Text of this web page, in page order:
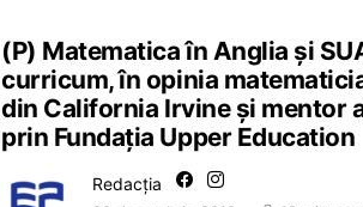
(P) Matematica în Anglia și
curricum, în opinia
din California Irvine și mentor
prin Fundația Upper Education
Redacția